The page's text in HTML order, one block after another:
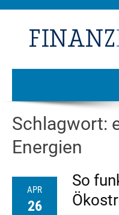
Schlagwort:
Energien
APR
26
So